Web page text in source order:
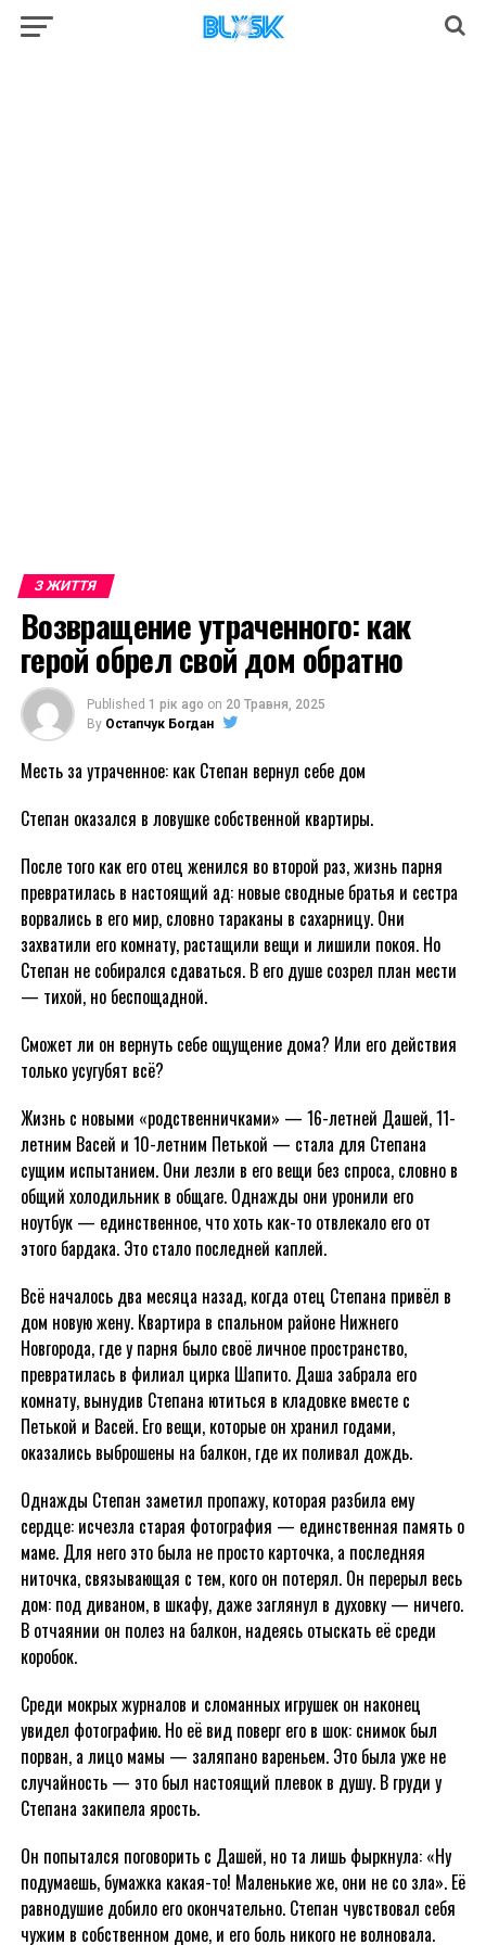
З ЖИТТЯ
Возвращение утраченного: как
герой обрел свой дом обратно
Published 1 рік ago on 20 Травня, 2025
By Остапчук Богдан
Месть за утраченное: как Степан вернул себе дом
Степан оказался в ловушке собственной квартиры.
После того как его отец женился во второй раз, жизнь парня
превратилась в настоящий ад: новые сводные братья и сестра
ворвались в его мир, словно тараканы в сахарницу. Они
захватили его комнату, растащили вещи и лишили покоя. Но
Степан не собирался сдаваться. В его душе созрел план мести
— тихой, но беспощадной.
Сможет ли он вернуть себе ощущение дома? Или его действия
только усугубят всё?
Жизнь с новыми «родственничками» — 16-летней Дашей, 11-
летним Васей и 10-летним Петькой — стала для Степана
сущим испытанием. Они лезли в его вещи без спроса, словно в
общий холодильник в общаге. Однажды они уронили его
ноутбук — единственное, что хоть как-то отвлекало его от
этого бардака. Это стало последней каплей.
Всё началось два месяца назад, когда отец Степана привёл в
дом новую жену. Квартира в спальном районе Нижнего
Новгорода, где у парня было своё личное пространство,
превратилась в филиал цирка Шапито. Даша забрала его
комнату, вынудив Степана ютиться в кладовке вместе с
Петькой и Васей. Его вещи, которые он хранил годами,
оказались выброшены на балкон, где их поливал дождь.
Однажды Степан заметил пропажу, которая разбила ему
сердце: исчезла старая фотография — единственная память о
маме. Для него это была не просто карточка, а последняя
ниточка, связывающая с тем, кого он потерял. Он перерыл весь
дом: под диваном, в шкафу, даже заглянул в духовку — ничего.
В отчаянии он полез на балкон, надеясь отыскать её среди
коробок.
Среди мокрых журналов и сломанных игрушек он наконец
увидел фотографию. Но её вид поверг его в шок: снимок был
порван, а лицо мамы — заляпано вареньем. Это была уже не
случайность — это был настоящий плевок в душу. В груди у
Степана закипела ярость.
Он попытался поговорить с Дашей, но та лишь фыркнула: «Ну
подумаешь, бумажка какая-то! Маленькие же, они не со зла». Её
равнодушие добило его окончательно. Степан чувствовал себя
чужим в собственном доме, и его боль никого не волновала.